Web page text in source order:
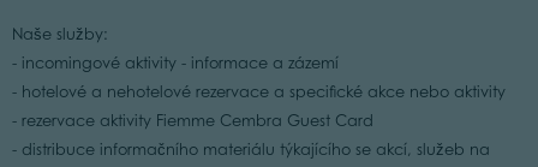
Naše služby:
- incomingové aktivity - informace a zázemí
- hotelové a nehotelové rezervace a specifické akce nebo aktivity
- rezervace aktivity Fiemme Cembra Guest Card
- distribuce informačního materiálu týkajícího se akcí, služeb na